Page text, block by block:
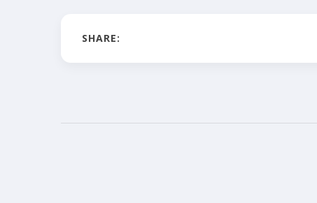
SHARE: